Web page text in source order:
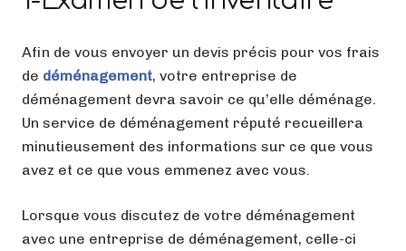
Afin de vous envoyer un devis précis pour vos frais
de déménagement, votre entreprise de
déménagement devra savoir ce qu’elle déménage.
Un service de déménagement réputé recueillera
minutieusement des informations sur ce que vous
avez et ce que vous emmenez avec vous.
Lorsque vous discutez de votre déménagement
avec une entreprise de déménagement, celle-ci